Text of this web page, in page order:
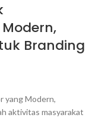
Branding
yang Modern,
aktivitas masyarakat